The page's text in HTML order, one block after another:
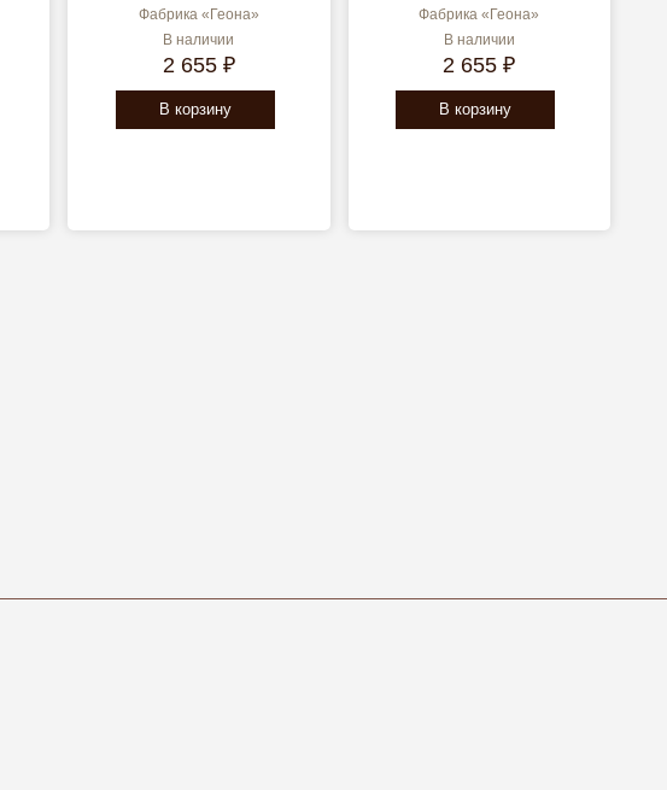
Фабрика «Геона»
В наличии
2 655 ₽
В корзину
Фабрика «Геона»
В наличии
2 655 ₽
В корзину